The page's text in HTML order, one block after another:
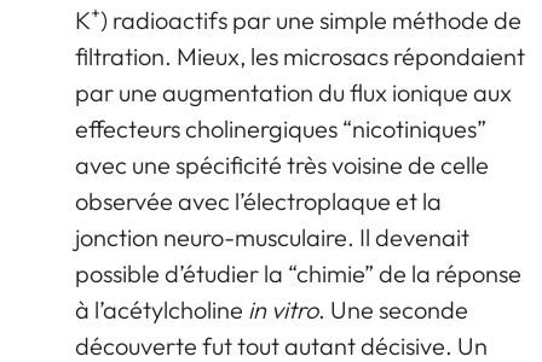
K+) radioactifs par une simple méthode de
filtration. Mieux, les microsacs répondaient
par une augmentation du flux ionique aux
effecteurs cholinergiques “nicotiniques”
avec une spécificité très voisine de celle
observée avec l’électroplaque et la
jonction neuro-musculaire. Il devenait
possible d’étudier la “chimie” de la réponse
à l’acétylcholine in vitro. Une seconde
découverte fut tout autant décisive. Un